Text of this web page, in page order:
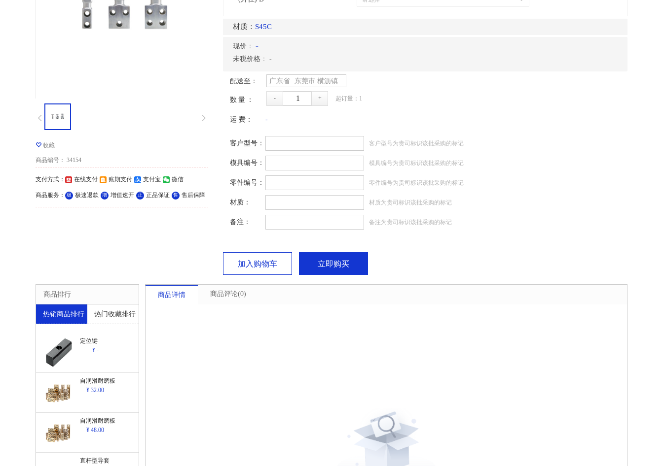
收藏
商品编号 ： 34154
支付方式 ： 在线支付 账期支付 支付宝 微信
商品服务 ： 极 极速退款 增 增值速开 正 正品保证 售 售后保障
材质： S45C
现价 ： -
未税价格 ： -
配送至： 广东省 东莞市 横沥镇
数量： - + 起订量： 1
运 费： -
客户型号： 客户型号为贵司标识该批采购的标记
模具编号： 模具编号为贵司标识该批采购的标记
零件编号： 零件编号为贵司标识该批采购的标记
材质： 材质为贵司标识该批采购的标记
备注： 备注为贵司标识该批采购的标记
加入购物车 立即购买
商品排行
热销商品排行 热门收藏排行
定位键
¥ -
自润滑耐磨板
¥ 32.00
自润滑耐磨板
¥ 48.00
直杆型导套
商品详情 商品评论(0)